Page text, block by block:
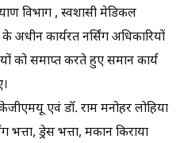
विभाग , स्वशासी मेडिकल
अधीन कार्यरत नर्सिंग अधिकारियों
को समाप्त करते हुए समान कार्य
एवं डॉ. राम मनोहर लोहिया
ड्रेस भत्ता, मकान किराया